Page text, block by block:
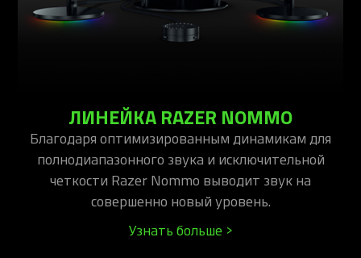
ЛИНЕЙКА RAZER NOMMO
Благодаря оптимизированным динамикам для
полнодиапазонного звука и исключительной
четкости Razer Nommo выводит звук на
совершенно новый уровень.
Узнать больше >